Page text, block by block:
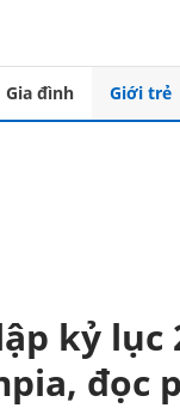
Gia đình Giới trẻ
kỷ lục
đọc